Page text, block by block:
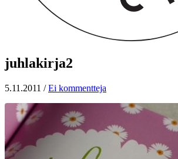
juhlakirja2
5.11.2011 / Ei kommentteja